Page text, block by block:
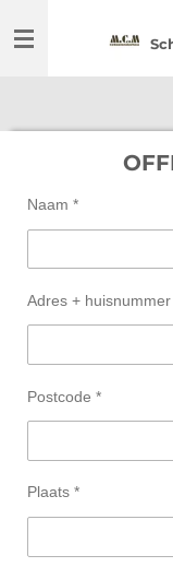
direct
Naam *
Adres + huisnummer
Postcode *
Plaats *